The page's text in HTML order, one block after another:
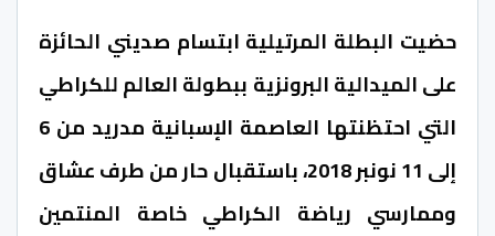
حضيت البطلة المرتيلية ابتسام صديني الحائزة
على الميدالية البرونزية ببطولة العالم للكراطي
التي احتظنتها العاصمة الإسبانية مدريد من 6
إلى 11 نونبر 2018، باستقبال حار من طرف عشاق
وممارسي رياضة الكراطي خاصة المنتمين